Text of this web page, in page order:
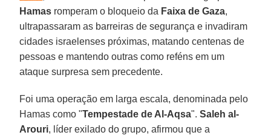
Hamas romperam o bloqueio da Faixa de Gaza,
ultrapassaram as barreiras de segurança e invadiram
cidades israelenses próximas, matando centenas de
pessoas e mantendo outras como reféns em um
ataque surpresa sem precedente.
Foi uma operação em larga escala, denominada pelo
Hamas como "Tempestade de Al-Aqsa".Saleh al-
Arouri, líder exilado do grupo, afirmou que a